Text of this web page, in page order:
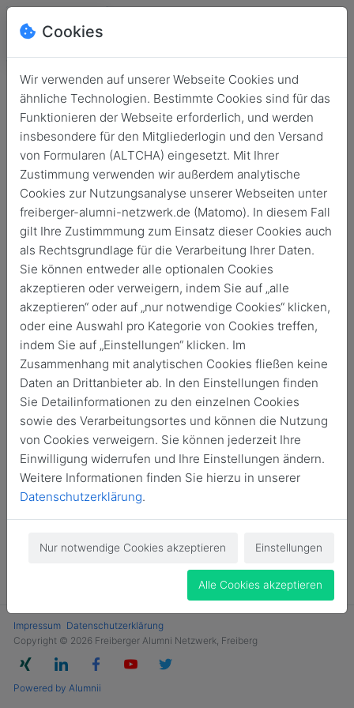
Login
Keine Zugangsdaten?
Login
Jetzt Mitglied werden
Impressum Datenschutzerklärung
Copyright © 2026 Freiberger Alumni Netzwerk, Freiberg
Powered by Alumnii
Cookies
Wir verwenden auf unserer Webseite Cookies und
ähnliche Technologien. Bestimmte Cookies sind für das
Funktionieren der Webseite erforderlich, und werden
insbesondere für den Mitgliederlogin und den Versand
von Formularen (ALTCHA) eingesetzt. Mit Ihrer
Zustimmung verwenden wir außerdem analytische
Cookies zur Nutzungsanalyse unserer Webseiten unter
freiberger-alumni-netzwerk.de (Matomo). In diesem Fall
gilt Ihre Zustimmmung zum Einsatz dieser Cookies auch
als Rechtsgrundlage für die Verarbeitung Ihrer Daten.
Sie können entweder alle optionalen Cookies
akzeptieren oder verweigern, indem Sie auf „alle
akzeptieren“ oder auf „nur notwendige Cookies“ klicken,
oder eine Auswahl pro Kategorie von Cookies treffen,
indem Sie auf „Einstellungen“ klicken. Im
Zusammenhang mit analytischen Cookies fließen keine
Daten an Drittanbieter ab. In den Einstellungen finden
Sie Detailinformationen zu den einzelnen Cookies
sowie des Verarbeitungsortes und können die Nutzung
von Cookies verweigern. Sie können jederzeit Ihre
Einwilligung widerrufen und Ihre Einstellungen ändern.
Weitere Informationen finden Sie hierzu in unserer
Datenschutzerklärung.
Nur notwendige Cookies akzeptieren Einstellungen
Alle Cookies akzeptieren